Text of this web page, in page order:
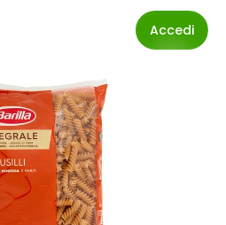
Accedi